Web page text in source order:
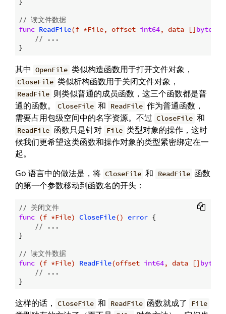
// 读文件数据
func ReadFile(f *File, offset int64, data []byte
// ...
其中 OpenFile 类似构造函数用于打开文件对象，
CloseFile 类似析构函数用于关闭文件对象，
ReadFile 则类似普通的成员函数，这三个函数都是普
通的函数。
CloseFile 和 ReadFile 作为普通函数，
需要占用包级空间中的名字资源。不过 CloseFile 和
ReadFile 函数只是针对 File 类型对象的操作，这时
候我们更希望这类函数和操作对象的类型紧密绑定在一
起。
Go 语言中的做法是，将 CloseFile 和 ReadFile 函数
的第一个参数移动到函数名的开头：
// 关闭文件
func (f *File) CloseFile() error {
// ...
}
// 读文件数据
func (f *File) ReadFile(offset int64, data []byte
// ...
这样的话， CloseFile 和 ReadFile 函数就成了 File